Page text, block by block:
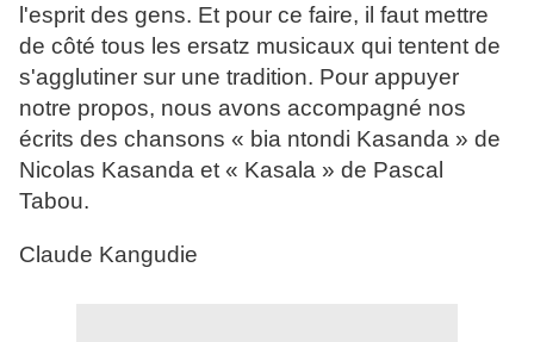
l'esprit des gens. Et pour ce faire, il faut mettre
de côté tous les ersatz musicaux qui tentent de
s'agglutiner sur une tradition. Pour appuyer
notre propos, nous avons accompagné nos
écrits des chansons « bia ntondi Kasanda » de
Nicolas Kasanda et « Kasala » de Pascal
Tabou.
Claude Kangudie